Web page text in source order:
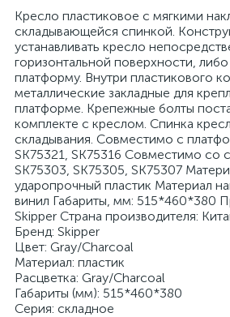
Кресло пластиковое с мягкими
складывающейся спинкой.
устанавливать кресло
горизонтальной поверхности,
платформу. Внутри пластикового
металлические закладные для
платформе. Крепежные болты
комплекте с креслом. Спинка
складывания. Совместимо с
SK75321, SK75316 Совместимо со
SK75303, SK75305, SK75307
ударопрочный пластик Материал
винил Габариты, мм: 515*460*380
Skipper Страна производителя:
Бренд: Skipper
Цвет: Gray/Charcoal
Материал: пластик
Расцветка: Gray/Charcoal
Габариты (мм): 515*460*380
Серия: складное